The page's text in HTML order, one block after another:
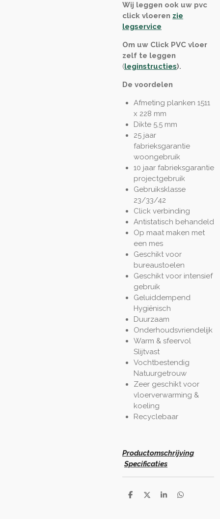
Wij leggen ook uw pvc
click vloeren zie
legservice
Om uw Click PVC vloer
zelf te leggen
(leginstructies).
De voordelen
Afmeting planken 1511
x 228 mm
Dikte 5,5 mm
25 jaar
fabrieksgarantie
woongebruik
10 jaar fabrieksgarantie
projectgebruik
Gebruiksklasse
23/33/42
Click verbinding
Antistatisch behandeld
Op maat maken met
een mes
Geschikt voor
bureaustoelen
Geschikt voor intensief
gebruik
Geluiddempend
Hygiënisch
Duurzaam
Onderhoudsvriendelijk
Warm & sfeervol
Slijtvast
Vochtbestendig
Natuurgetrouw
Zeer geschikt voor
vloerverwarming &
koeling
Recyclebaar
Productomschrijving
Specificaties
D
D
S
D